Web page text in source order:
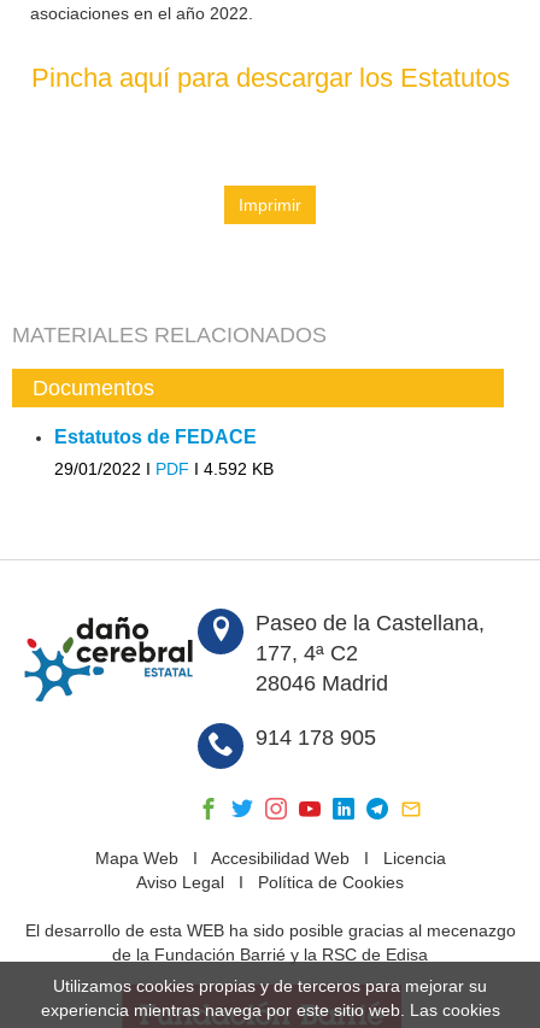
asociaciones en el año 2022.
Pincha aquí para descargar los Estatutos
Imprimir
MATERIALES RELACIONADOS
Documentos
Estatutos de FEDACE
29/01/2022 I PDF I 4.592 KB
Paseo de la Castellana,
177, 4ª C2
28046 Madrid
914 178 905
Mapa WebI Accesibilidad WebI Licencia
Aviso Legal I Política de Cookies
El desarrollo de esta WEB ha sido posible gracias al mecenazgo
de la Fundación Barrié y la RSC de Edisa
Utilizamos cookies propias y de terceros para mejorar su
experiencia mientras navega por este sitio web. Las cookies